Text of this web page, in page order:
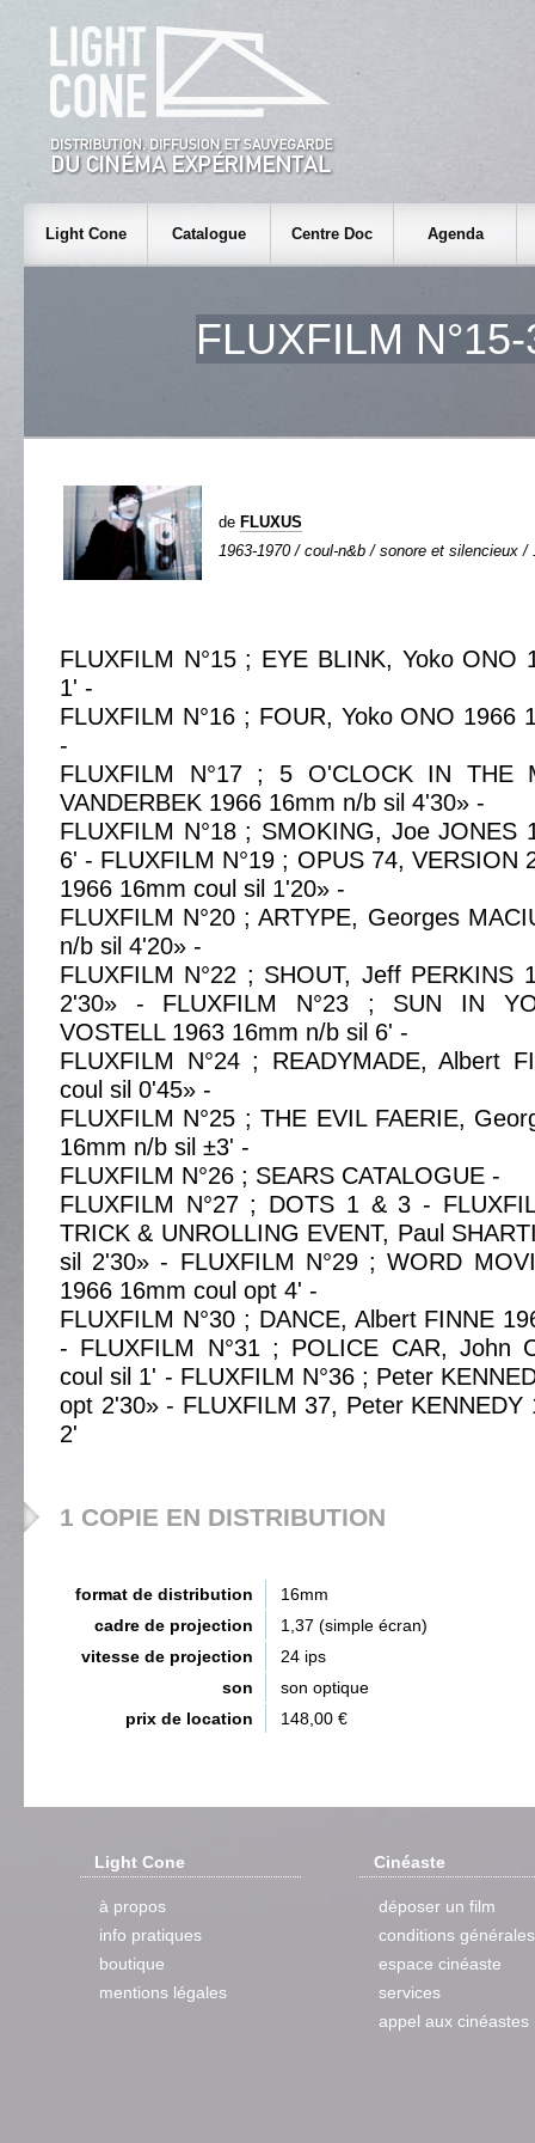
Light Cone Catalogue Centre Doc Agenda
FLUXFILM
de FLUXUS
1963-1970 / coul-n&b / sonore et silencieux /
FLUXFILM N°15 ; EYE BLINK, Yoko ONO
1' -
FLUXFILM N°16 ; FOUR, Yoko ONO 1966
-
FLUXFILM N°17 ; 5 O'CLOCK IN THE
VANDERBEK 1966 16mm n/b sil 4'30» -
FLUXFILM N°18 ; SMOKING, Joe JONES
6' - FLUXFILM N°19 ; OPUS 74, VERSION
1966 16mm coul sil 1'20» -
FLUXFILM N°20 ; ARTYPE, Georges
n/b sil 4'20» -
FLUXFILM N°22 ; SHOUT, Jeff PERKINS
2'30» - FLUXFILM N°23 ; SUN IN
VOSTELL 1963 16mm n/b sil 6' -
FLUXFILM N°24 ; READYMADE, Albert
coul sil 0'45» -
FLUXFILM N°25 ; THE EVIL FAERIE,
16mm n/b sil ±3' -
FLUXFILM N°26 ; SEARS CATALOGUE -
FLUXFILM N°27 ; DOTS 1 & 3 -
TRICK & UNROLLING EVENT, Paul
sil 2'30» - FLUXFILM N°29 ; WORD
1966 16mm coul opt 4' -
FLUXFILM N°30 ; DANCE, Albert FINNE
- FLUXFILM N°31 ; POLICE CAR, John
coul sil 1' - FLUXFILM N°36 ; Peter
opt 2'30» - FLUXFILM 37, Peter KENNEDY
2'
1 COPIE EN DISTRIBUTION
format de distribution
16mm
cadre de projection
1,37 (simple écran)
vitesse de projection
24 ips
son
son optique
prix de location
148,00 €
Light Cone
à propos
info pratiques
boutique
mentions légales
Cinéaste
déposer un film
conditions générales
espace cinéaste
services
appel aux cinéastes